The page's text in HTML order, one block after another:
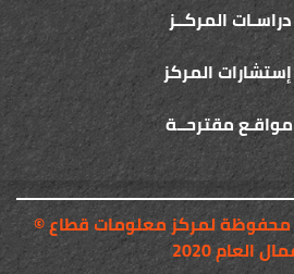
دراسـات المركــز
المركز
مواقـع مقترحــة
© جميع حقوق الملكية محفوظة لمركز معلومات قطاع
العام 2020